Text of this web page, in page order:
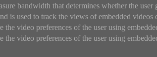
bandwidth that determines whether the
is used to track the views of embedded videos
the video preferences of the user using
the video preferences of the user using